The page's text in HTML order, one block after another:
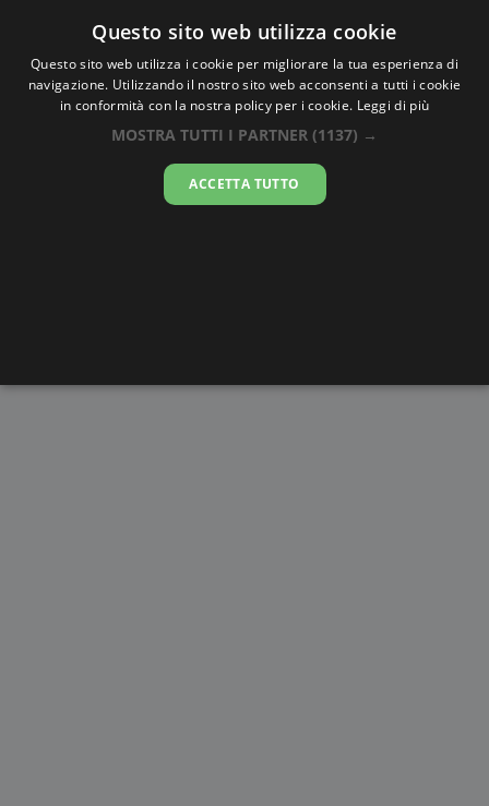
Oraesatta.co
Ora EsattaSoputa
03:35:09
Questo sito web utilizza cookie
Questo sito web utilizza i cookie per migliorare la tua esperienza di
navigazione. Utilizzando il nostro sito web acconsenti a tutti i cookie
in conformità con la nostra policy per i cookie. Leggi di più
MOSTRA TUTTI I PARTNER (1137) →
ACCETTA TUTTO